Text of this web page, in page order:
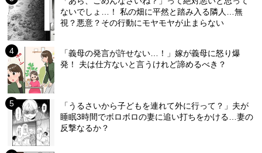
ないでしょ…！ 私の畑に平然と踏み入る隣人…無
視？悪意？その行動にモヤモヤが止まらない
「義母の発言が許せない…！」嫁が義母に怒り爆
発！ 夫は仕方ないと言うけれど諦めるべき？
「うるさいから子どもを連れて外に行って？」夫が
睡眠3時間でボロボロの妻に追い打ちをかける…妻の
反撃なるか？